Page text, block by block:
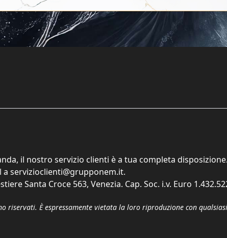
il nostro servizio clienti è a tua completa
a servizioclienti@grupponem.it.
Santa Croce 563, Venezia. Cap. Soc. i.v. Euro
riservati. È espressamente vietata la loro riproduzione con